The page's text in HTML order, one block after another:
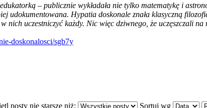
– publicznie wykładała nie tylko matematykę i
udokumentowana. Hypatia doskonale znała klasyczną
w nich uczestniczyć każdy. Nic więc dziwnego, że uczęszczali
doskonalosci/sgb7y
posty nie starsze niż:
Sortuj wg